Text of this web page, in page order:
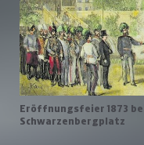
Eröffnungsfeier 1873
Schwarzenbergplatz